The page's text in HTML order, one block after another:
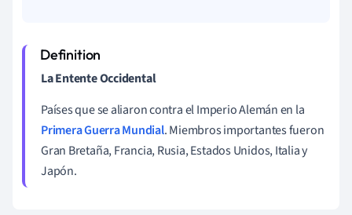
La Entente Occidental
Países que se aliaron contra el Imperio Alemán en la
Primera Guerra Mundial. Miembros importantes fueron
Gran Bretaña, Francia, Rusia, Estados Unidos, Italia y
Japón.